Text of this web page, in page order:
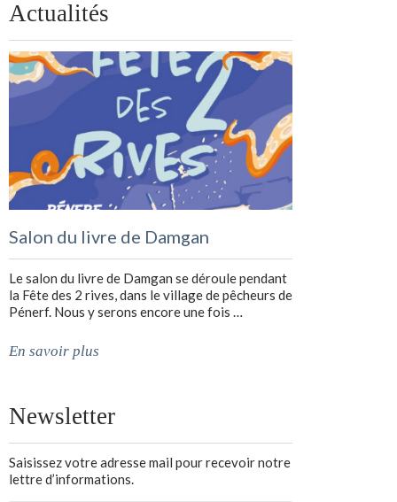
Actualités
Salon du livre de Damgan
Le salon du livre de Damgan se déroule pendant
la Fête des 2 rives, dans le village de pêcheurs de
Pénerf. Nous y serons encore une fois …
En savoir plus
Newsletter
Saisissez votre adresse mail pour recevoir notre
lettre d’informations.